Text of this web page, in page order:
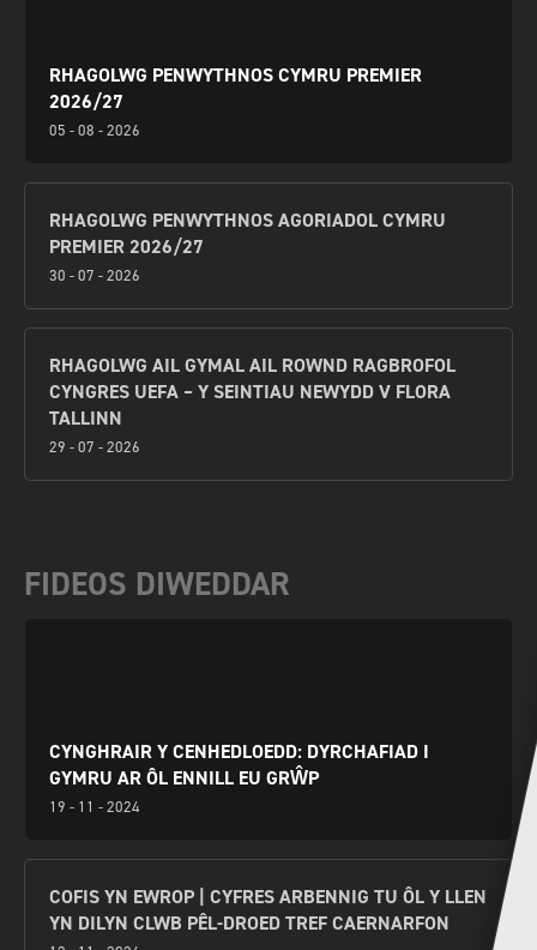
RHAGOLWG PENWYTHNOS CYMRU PREMIER
2026/27
05 - 08 - 2026
RHAGOLWG PENWYTHNOS AGORIADOL CYMRU
PREMIER 2026/27
30 - 07 - 2026
RHAGOLWG AIL GYMAL AIL ROWND RAGBROFOL
CYNGRES UEFA – Y SEINTIAU NEWYDD V FLORA
TALLINN
29 - 07 - 2026
FIDEOS DIWEDDAR
CYNGHRAIR Y CENHEDLOEDD: DYRCHAFIAD I
GYMRU AR ÔL ENNILL EU GRŴP
19 - 11 - 2024
COFIS YN EWROP | CYFRES ARBENNIG TU ÔL Y LLEN
YN DILYN CLWB PÊL-DROED TREF CAERNARFON